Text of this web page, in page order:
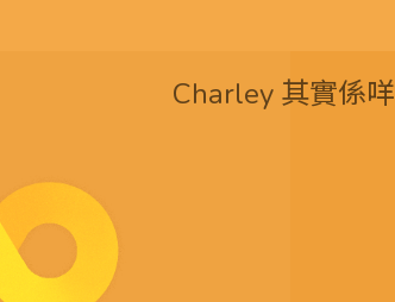
Charley 其實係